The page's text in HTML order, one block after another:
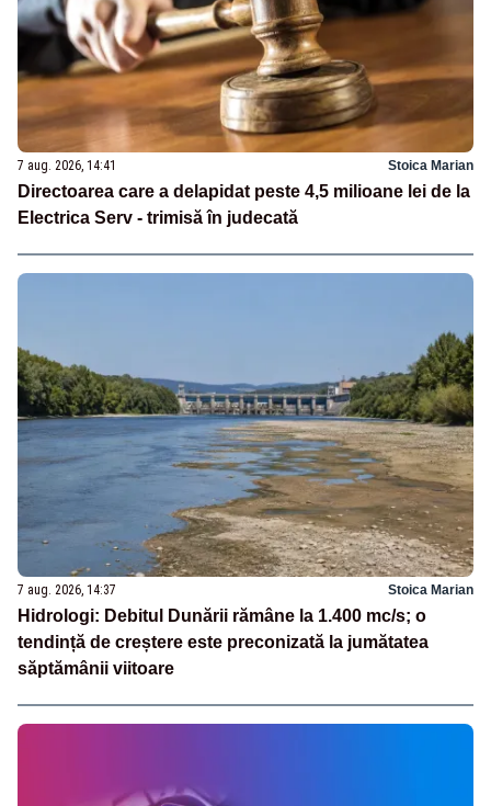
7 aug. 2026, 14:41 Stoica Marian
Directoarea care a delapidat peste 4,5 milioane lei de la
Electrica Serv - trimisă în judecată
7 aug. 2026, 14:37 Stoica Marian
Hidrologi: Debitul Dunării rămâne la 1.400 mc/s; o
tendință de creștere este preconizată la jumătatea
săptămânii viitoare